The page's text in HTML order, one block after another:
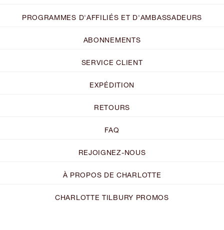
PROGRAMMES D'AFFILIÉS ET D'AMBASSADEURS
ABONNEMENTS
SERVICE CLIENT
EXPÉDITION
RETOURS
FAQ
REJOIGNEZ-NOUS
À PROPOS DE CHARLOTTE
CHARLOTTE TILBURY PROMOS